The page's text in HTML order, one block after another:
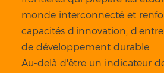
monde interconnecté et
capacités d'innovation,
de développement durable.
Au-delà d'être un indicateur